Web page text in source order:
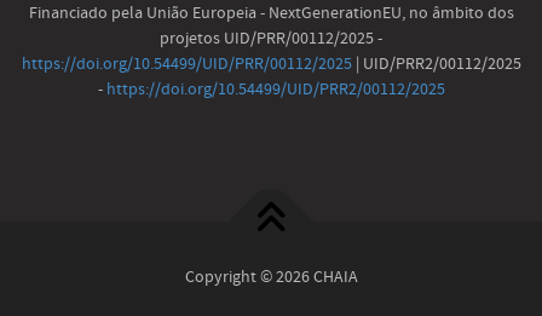
Financiado pela União Europeia - NextGenerationEU, no âmbito dos
projetos UID/PRR/00112/2025 -
https://doi.org/10.54499/UID/PRR/00112/2025| UID/PRR2/00112/2025
- https://doi.org/10.54499/UID/PRR2/00112/2025
Copyright © 2026 CHAIA